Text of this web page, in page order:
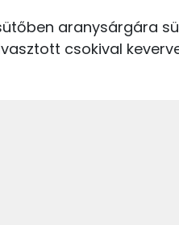
Niacin - B3 vitamin:
aranysárgára
csokival